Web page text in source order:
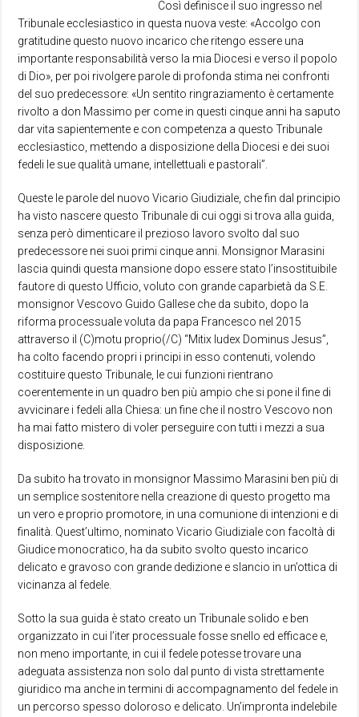
Così definisce il suo ingresso nel
Tribunale ecclesiastico in questa nuova veste: «Accolgo con
gratitudine questo nuovo incarico che ritengo essere una
importante responsabilità verso la mia Diocesi e verso il popolo
di Dio», per poi rivolgere parole di profonda stima nei confronti
del suo predecessore: «Un sentito ringraziamento è certamente
rivolto a don Massimo per come in questi cinque anni ha saputo
dar vita sapientemente e con competenza a questo Tribunale
ecclesiastico, mettendo a disposizione della Diocesi e dei suoi
fedeli le sue qualità umane, intellettuali e pastorali”.
Queste le parole del nuovo Vicario Giudiziale, che fin dal principio
ha visto nascere questo Tribunale di cui oggi si trova alla guida,
senza però dimenticare il prezioso lavoro svolto dal suo
predecessore nei suoi primi cinque anni. Monsignor Marasini
lascia quindi questa mansione dopo essere stato l’insostituibile
fautore di questo Ufficio, voluto con grande caparbietà da S.E.
monsignor Vescovo Guido Gallese che da subito, dopo la
riforma processuale voluta da papa Francesco nel 2015
attraverso il (C)motu proprio(/C) “Mitix Iudex Dominus Jesus”,
ha colto facendo propri i principi in esso contenuti, volendo
costituire questo Tribunale, le cui funzioni rientrano
coerentemente in un quadro ben più ampio che si pone il fine di
avvicinare i fedeli alla Chiesa: un fine che il nostro Vescovo non
ha mai fatto mistero di voler perseguire con tutti i mezzi a sua
disposizione.
Da subito ha trovato in monsignor Massimo Marasini ben più di
un semplice sostenitore nella creazione di questo progetto ma
un vero e proprio promotore, in una comunione di intenzioni e di
finalità. Quest’ultimo, nominato Vicario Giudiziale con facoltà di
Giudice monocratico, ha da subito svolto questo incarico
delicato e gravoso con grande dedizione e slancio in un’ottica di
vicinanza al fedele.
Sotto la sua guida è stato creato un Tribunale solido e ben
organizzato in cui l’iter processuale fosse snello ed efficace e,
non meno importante, in cui il fedele potesse trovare una
adeguata assistenza non solo dal punto di vista strettamente
giuridico ma anche in termini di accompagnamento del fedele in
un percorso spesso doloroso e delicato. Un’impronta indelebile